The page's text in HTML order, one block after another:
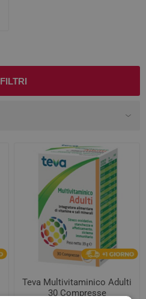
FILTRI
Teva Multivitaminico Adulti
30 Compresse